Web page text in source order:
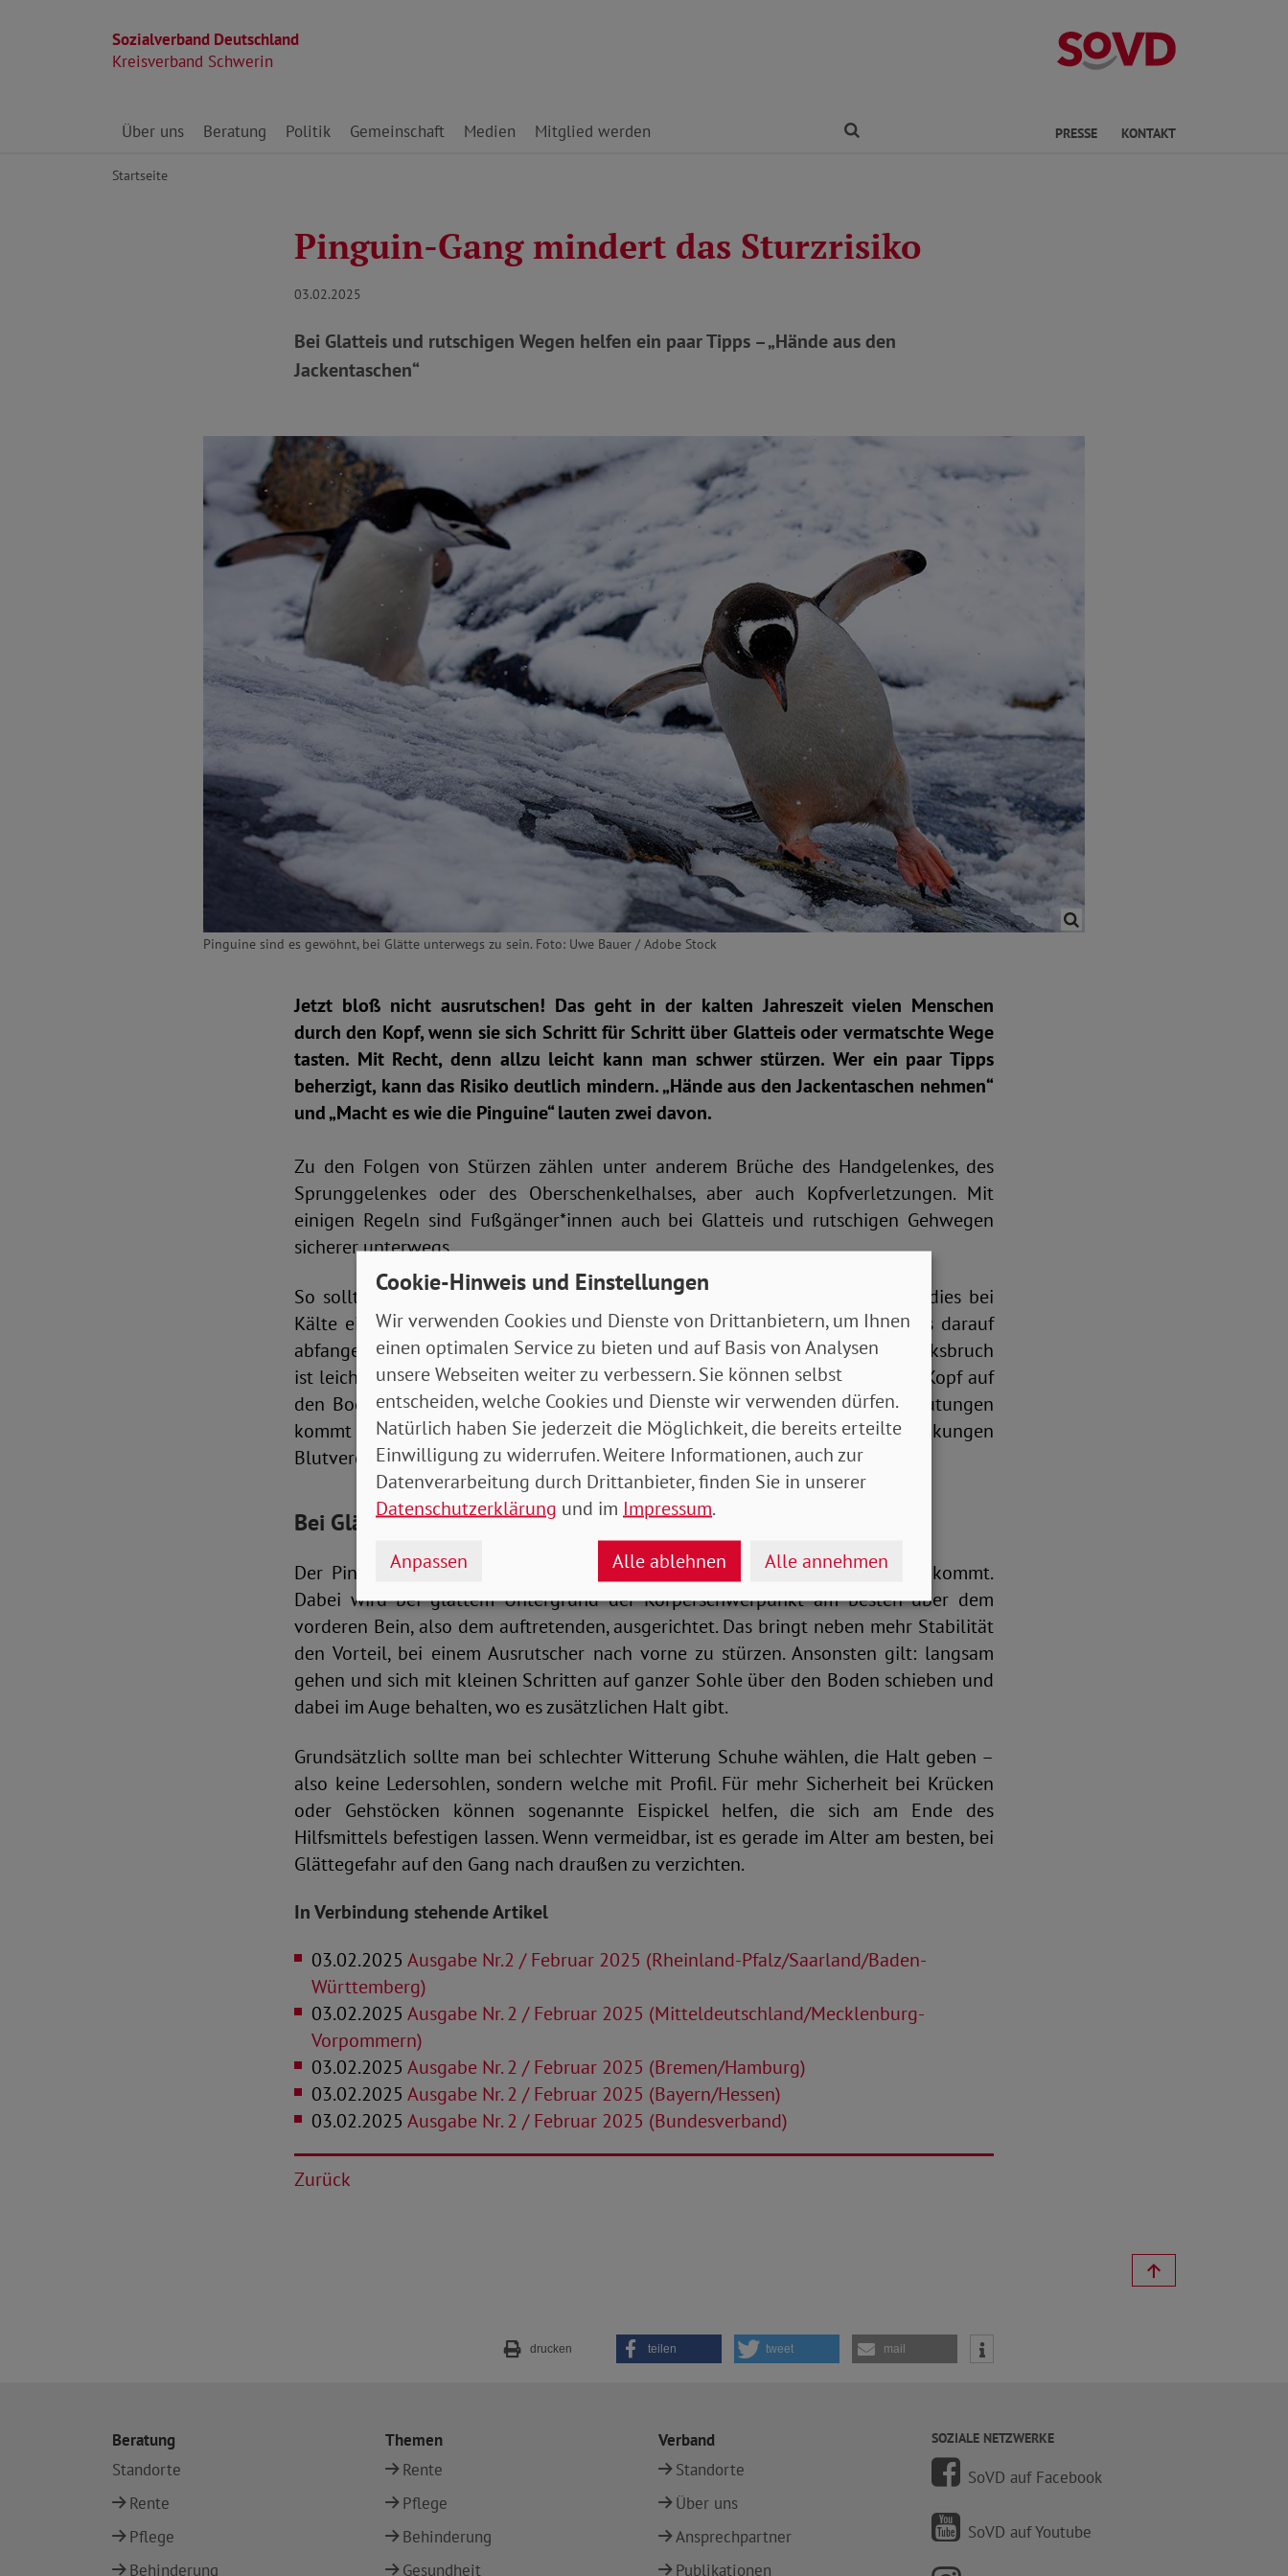
Sozialverband Deutschland
Kreisverband Schwerin
Kreisverband
Direkt zu den Inhalten springen
Über uns Beratung Politik Gemeinschaft Medien Mitglied werden PRESSE KONTAKT
Startseite
Pinguin-Gang mindert das Sturzrisiko
03.02.2025
Bei Glatteis und rutschigen Wegen helfen ein paar Tipps – „Hände aus den
Jackentaschen“
Pinguine sind es gewöhnt, bei Glätte unterwegs zu sein. Foto: Uwe Bauer / Adobe Stock
Jetzt bloß nicht ausrutschen! Das geht in der kalten Jahreszeit vielen Menschen
durch den Kopf, wenn sie sich Schritt für Schritt über Glatteis oder vermatschte Wege
tasten. Mit Recht, denn allzu leicht kann man schwer stürzen. Wer ein paar Tipps
beherzigt, kann das Risiko deutlich mindern. „Hände aus den Jackentaschen nehmen“
und „Macht es wie die Pinguine“ lauten zwei davon.
Zu den Folgen von Stürzen zählen unter anderem Brüche des Handgelenkes, des
Sprunggelenkes oder des Oberschenkelhalses, aber auch Kopfverletzungen. Mit
einigen Regeln sind Fußgänger*innen auch bei Glatteis und rutschigen Gehwegen
sicherer unterwegs.
So sollten die Hände raus aus den Jacken- und Hosentaschen, auch wenn dies bei
Kälte einladend ist. Mit freien Händen kann man sich im Falle eines Sturzes darauf
abfangen. Ein Teil der Sturzenergie wird somit abgeleitet, und ein Handgelenksbruch
ist leichter zu behandeln als ein Schädel-Hirn-Trauma. Ungebremst mit dem Kopf auf
den Boden zu schlagen, kann lebensgefährlich sein, wenn es zu inneren Blutungen
kommt – insbesondere für Menschen, die aufgrund von Herzerkrankungen
Blutverdünner einnehmen.
Bei Glätte Schuhe mit Profil tragen
Der Pinguin-Gang reduziert die Gefahr, dass es überhaupt zu einem Sturz kommt.
Dabei wird bei glattem Untergrund der Körperschwerpunkt am besten über dem
vorderen Bein, also dem auftretenden, ausgerichtet. Das bringt neben mehr Stabilität
den Vorteil, bei einem Ausrutscher nach vorne zu stürzen. Ansonsten gilt: langsam
gehen und sich mit kleinen Schritten auf ganzer Sohle über den Boden schieben und
dabei im Auge behalten, wo es zusätzlichen Halt gibt.
Grundsätzlich sollte man bei schlechter Witterung Schuhe wählen, die Halt geben –
also keine Ledersohlen, sondern welche mit Profil. Für mehr Sicherheit bei Krücken
oder Gehstöcken können sogenannte Eispickel helfen, die sich am Ende des
Hilfsmittels befestigen lassen. Wenn vermeidbar, ist es gerade im Alter am besten, bei
Glättegefahr auf den Gang nach draußen zu verzichten.
In Verbindung stehende Artikel
03.02.2025 Ausgabe Nr.2 / Februar 2025 (Rheinland-Pfalz/Saarland/Baden-
Württemberg)
03.02.2025 Ausgabe Nr. 2 / Februar 2025 (Mitteldeutschland/Mecklenburg-
Vorpommern)
03.02.2025 Ausgabe Nr. 2 / Februar 2025 (Bremen/Hamburg)
03.02.2025 Ausgabe Nr. 2 / Februar 2025 (Bayern/Hessen)
03.02.2025 Ausgabe Nr. 2 / Februar 2025 (Bundesverband)
Zurück
drucken teilen tweet mail
Beratung
Standorte
Rente
Pflege
Behinderung
Themen
Rente
Pflege
Behinderung
Gesundheit
Verband
Standorte
Über uns
Ansprechpartner
Publikationen
SOZIALE NETZWERKE
SoVD auf Facebook
SoVD auf Youtube
Cookie-Hinweis und Einstellungen
Wir verwenden Cookies und Dienste von Drittanbietern, um Ihnen
einen optimalen Service zu bieten und auf Basis von Analysen
unsere Webseiten weiter zu verbessern. Sie können selbst
entscheiden, welche Cookies und Dienste wir verwenden dürfen.
Natürlich haben Sie jederzeit die Möglichkeit, die bereits erteilte
Einwilligung zu widerrufen. Weitere Informationen, auch zur
Datenverarbeitung durch Drittanbieter, finden Sie in unserer
Datenschutzerklärung und im Impressum.
Anpassen Alle ablehnen Alle annehmen